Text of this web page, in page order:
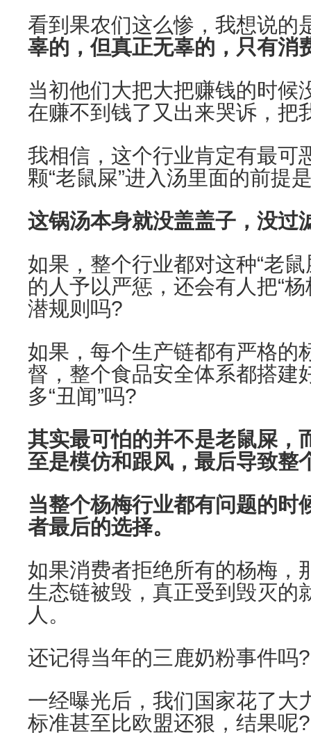
看到果农们这么惨，我想说的
辜的，但真正无辜的，只有消
当初他们大把大把赚钱的时候
在赚不到钱了又出来哭诉，把
我相信，这个行业肯定有最可
颗“老鼠屎”进入汤里面的前提
这锅汤本身就没盖盖子，没过
如果，整个行业都对这种“老
的人予以严惩，还会有人把“
潜规则吗?
如果，每个生产链都有严格的
督，整个食品安全体系都搭建
多“丑闻”吗?
其实最可怕的并不是老鼠屎，
至是模仿和跟风，最后导致整
当整个杨梅行业都有问题的时
者最后的选择。
如果消费者拒绝所有的杨梅，
生态链被毁，真正受到毁灭的
人。
还记得当年的三鹿奶粉事件吗?
一经曝光后，我们国家花了大
标准甚至比欧盟还狠，结果呢?